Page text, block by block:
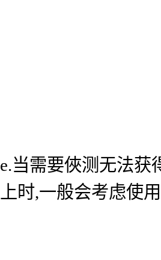
e.当需要俠测无法获
上时,一般会考虑使